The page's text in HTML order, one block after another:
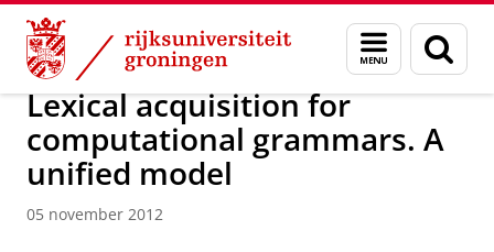
Skip
Content
Skip
Navigation
Menu
en
zoeken
Over ons Actueel Nieuws Nieuwsberichten
Lexical acquisition for
computational grammars. A
unified model
05 november 2012